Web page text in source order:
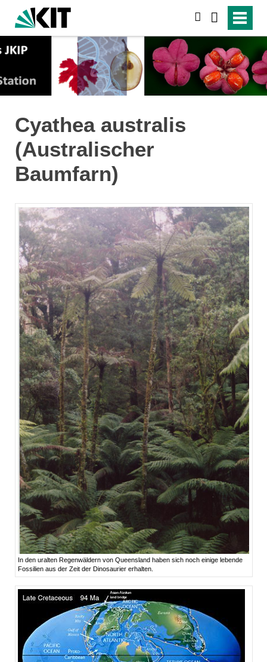
Cyathea australis
(Australischer
Baumfarn)
In den uralten Regenwäldern von Queensland haben sich noch einige lebende
Fossilien aus der Zeit der Dinosaurier erhalten.